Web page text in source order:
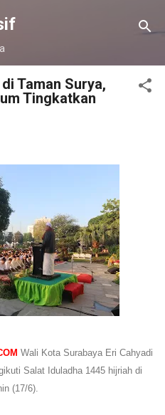
utama
Taman Surya,
Tingkatkan
Wali Kota Surabaya Eri Cahyadi
Salat Iduladha 1445 hijriah di
(17/6).